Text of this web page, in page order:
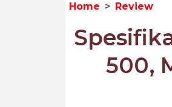
Home Review
500,